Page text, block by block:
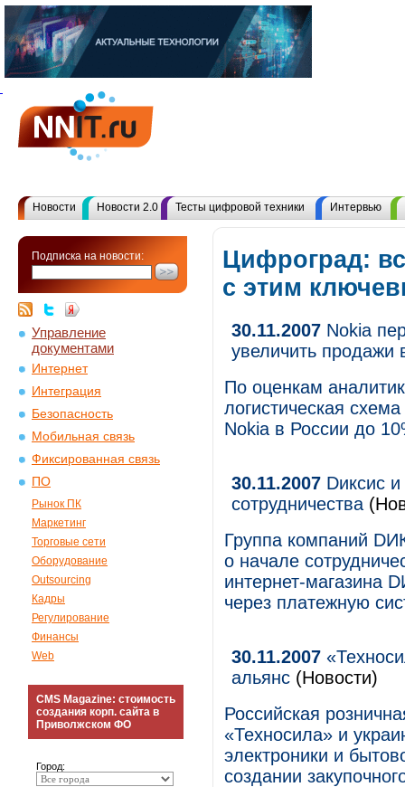
Новости Новости 2.0 Тесты цифровой техники Интервью
Подписка на новости:
Управление
документами
Интернет
Интеграция
Безопасность
Мобильная связь
Фиксированная связь
ПО
Рынок ПК
Маркетинг
Торговые сети
Оборудование
Outsourcing
Кадры
Регулирование
Финансы
Web
CMS Magazine: стоимость
создания корп. сайта в
Приволжском ФО
Город:
Цифроград:
с этим
30.11.2007 Nokia
увеличить продажи
По оценкам
логистическая
Nokia в России до
30.11.2007 Dиксис
сотрудничества
Группа компаний
о начале
интернет-магазина
через платежную
30.11.2007
альянс (Новости)
Российская
«Техносила» и
электроники и
создании